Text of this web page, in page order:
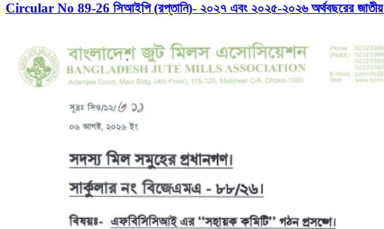
Circular No 89-26 সিআইপি (রপ্তানি)- ২০২৭ এবং ২০২৫-২০২৬ অর্থবছরের জাতীয়